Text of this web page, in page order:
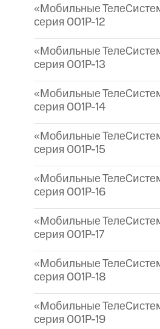
«Мобильные
серия 001P-12
«Мобильные
серия 001P-13
«Мобильные
серия 001P-14
«Мобильные
серия 001P-15
«Мобильные
серия 001P-16
«Мобильные
серия 001P-17
«Мобильные
серия 001P-18
«Мобильные
серия 001P-19